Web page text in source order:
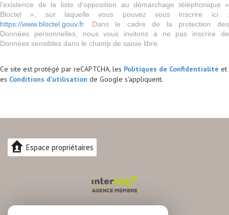
l’existence de la liste d'opposition au démarchage téléphonique «
Bloctel », sur laquelle vous pouvez vous inscrire ici :
https://www.bloctel.gouv.fr. Dans le cadre de la protection des
Données personnelles, nous vous invitons à ne pas inscrire de
Données sensibles dans le champ de saisie libre.
Ce site est protégé par reCAPTCHA, les Politiques de Confidentialité et
es Conditions d'utilisation de Google s'appliquent.
Espace propriétaires